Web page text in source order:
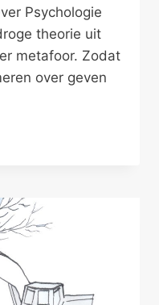
Psychologie
theorie uit
metafoor. Zodat
over geven